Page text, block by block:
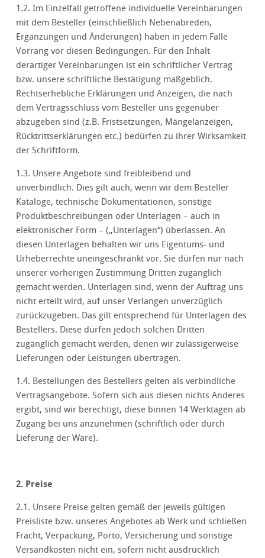
1.2. Im Einzelfall getroffene individuelle Vereinbarungen
mit dem Besteller (einschließlich Nebenabreden,
Ergänzungen und Änderungen) haben in jedem Falle
Vorrang vor diesen Bedingungen. Für den Inhalt
derartiger Vereinbarungen ist ein schriftlicher Vertrag
bzw. unsere schriftliche Bestätigung maßgeblich.
Rechtserhebliche Erklärungen und Anzeigen, die nach
dem Vertragsschluss vom Besteller uns gegenüber
abzugeben sind (z.B. Fristsetzungen, Mängelanzeigen,
Rücktrittserklärungen etc.) bedürfen zu ihrer Wirksamkeit
der Schriftform.
1.3. Unsere Angebote sind freibleibend und
unverbindlich. Dies gilt auch, wenn wir dem Besteller
Kataloge, technische Dokumentationen, sonstige
Produktbeschreibungen oder Unterlagen – auch in
elektronischer Form – („Unterlagen“) überlassen. An
diesen Unterlagen behalten wir uns Eigentums- und
Urheberrechte uneingeschränkt vor. Sie dürfen nur nach
unserer vorherigen Zustimmung Dritten zugänglich
gemacht werden. Unterlagen sind, wenn der Auftrag uns
nicht erteilt wird, auf unser Verlangen unverzüglich
zurückzugeben. Das gilt entsprechend für Unterlagen des
Bestellers. Diese dürfen jedoch solchen Dritten
zugänglich gemacht werden, denen wir zulässigerweise
Lieferungen oder Leistungen übertragen.
1.4. Bestellungen des Bestellers gelten als verbindliche
Vertragsangebote. Sofern sich aus diesen nichts Anderes
ergibt, sind wir berechtigt, diese binnen 14 Werktagen ab
Zugang bei uns anzunehmen (schriftlich oder durch
Lieferung der Ware).
2. Preise
2.1. Unsere Preise gelten gemäß der jeweils gültigen
Preisliste bzw. unseres Angebotes ab Werk und schließen
Fracht, Verpackung, Porto, Versicherung und sonstige
Versandkosten nicht ein, sofern nicht ausdrücklich